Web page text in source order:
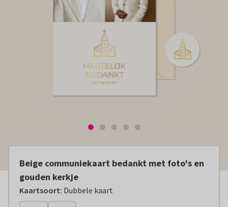
Beige communiekaart bedankt met foto's en
gouden kerkje
Kaartsoort: Dubbele kaart